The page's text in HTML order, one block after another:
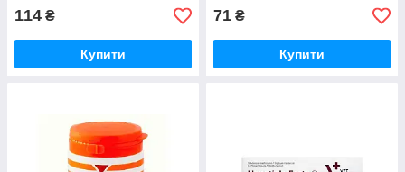
114 ₴
Купити
71 ₴
Купити